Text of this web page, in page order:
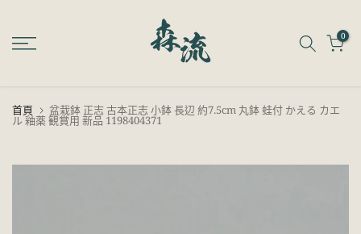
至
內
0
首頁 盆栽鉢 正志 古本正志 小鉢 長辺 約7.5cm 丸鉢 蛙付 かえる カエ
ル 釉薬 観賞用 新品 1198404371